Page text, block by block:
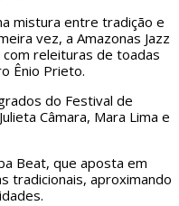
mistura entre tradição e
vez, a Amazonas Jazz
releituras de toadas
Ênio Prieto.
do Festival de
Julieta Câmara, Mara Lima e
Beat, que aposta em
tradicionais, aproximando